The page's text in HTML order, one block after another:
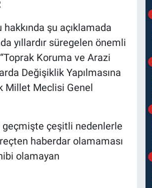
şu açıklamada
yıllardır süregelen önemli
Koruma ve Arazi
Değişiklik Yapılmasına
Millet Meclisi Genel
geçmişte çeşitli nedenlerle
haberdar olamaması
olamayan